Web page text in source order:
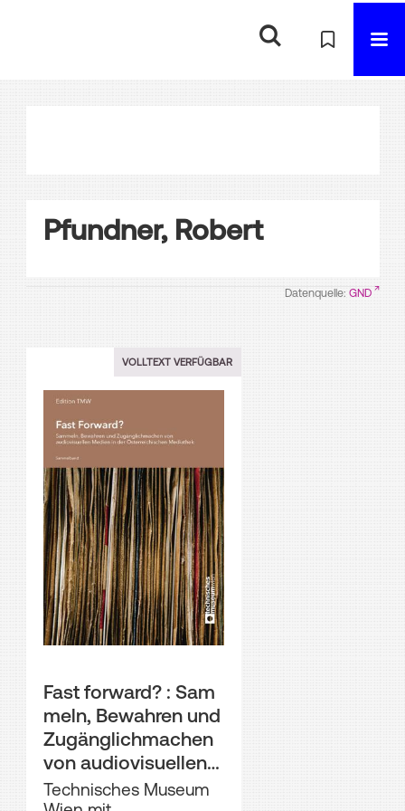
Pfundner, Robert
Datenquelle: GND
VOLLTEXT VERFÜGBAR
Fast forward? : Sam
meln, Bewahren und
Zugänglichmachen
von audiovisuellen
Medien in der Österr
Technisches Museum